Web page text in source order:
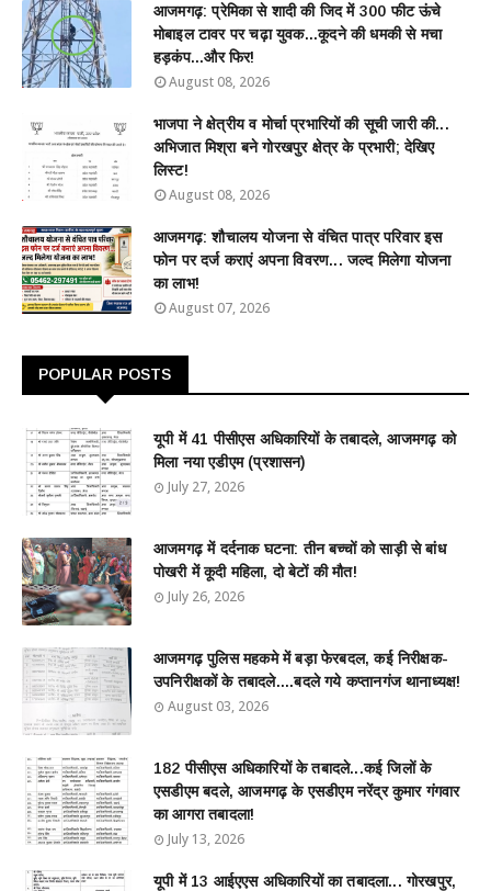
आजमगढ़: प्रेमिका से शादी की जिद में 300 फीट ऊंचे
मोबाइल टावर पर चढ़ा युवक...कूदने की धमकी से मचा
हड़कंप...और फिर!
August 08, 2026
भाजपा ने क्षेत्रीय व मोर्चा प्रभारियों की सूची जारी की...
अभिजात मिश्रा बने गोरखपुर क्षेत्र के प्रभारी; देखिए
लिस्ट!
August 08, 2026
आजमगढ़: शौचालय योजना से वंचित पात्र परिवार इस
फोन पर दर्ज कराएं अपना विवरण... जल्द मिलेगा योजना
का लाभ!
August 07, 2026
POPULAR POSTS
यूपी में 41 पीसीएस अधिकारियों के तबादले, आजमगढ़ को
मिला नया एडीएम (प्रशासन)
July 27, 2026
आजमगढ़ में दर्दनाक घटना: तीन बच्चों को साड़ी से बांध
पोखरी में कूदी महिला, दो बेटों की मौत!
July 26, 2026
आजमगढ़ पुलिस महकमे में बड़ा फेरबदल, कई निरीक्षक-
उपनिरीक्षकों के तबादले....बदले गये कप्तानगंज थानाध्यक्ष!
August 03, 2026
182 पीसीएस अधिकारियों के तबादले...कई जिलों के
एसडीएम बदले, आजमगढ़ के एसडीएम नरेंद्र कुमार गंगवार
का आगरा तबादला!
July 13, 2026
यूपी में 13 आईएएस अधिकारियों का तबादला... गोरखपुर,